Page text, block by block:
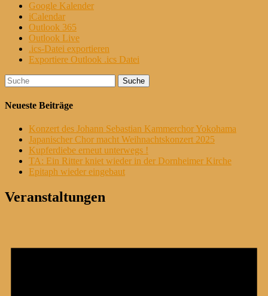
Google Kalender
iCalendar
Outlook 365
Outlook Live
.ics-Datei exportieren
Exportiere Outlook .ics Datei
Suche
nach:
Neueste Beiträge
Konzert des Johann Sebastian Kammerchor Yokohama
Japanischer Chor macht Weihnachtskonzert 2025
Kupferdiebe erneut unterwegs !
TA: Ein Ritter kniet wieder in der Dornheimer Kirche
Epitaph wieder eingebaut
Veranstaltungen